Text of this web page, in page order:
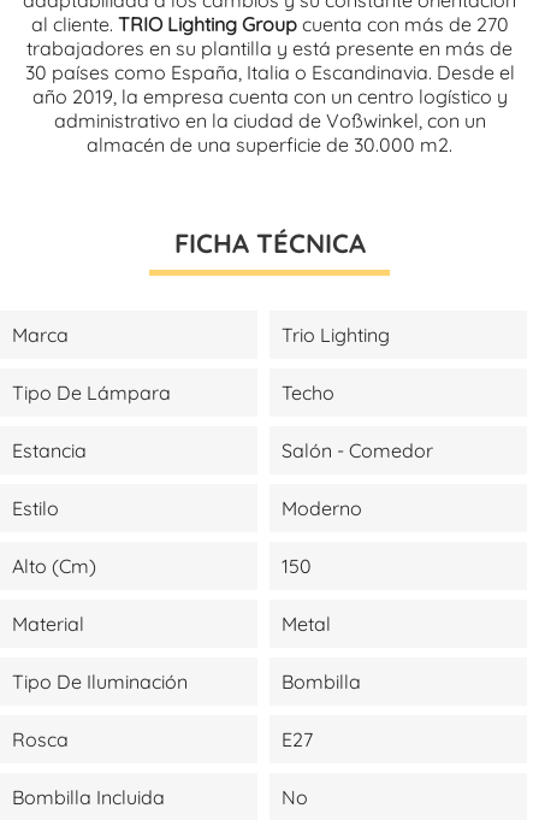
al cliente. TRIO Lighting Groupcuenta con más de 270
trabajadores en su plantilla y está presente en más de
30 países como España, Italia o Escandinavia. Desde el
año 2019, la empresa cuenta con un centro logístico y
administrativo en la ciudad de Voßwinkel, con un
almacén de una superficie de 30.000 m2.
FICHA TÉCNICA
Marca Trio Lighting
Tipo De Lámpara Techo
Estancia Salón - Comedor
Estilo Moderno
Alto (cm) 150
Material Metal
Tipo De Iluminación Bombilla
Rosca E27
Bombilla Incluida No